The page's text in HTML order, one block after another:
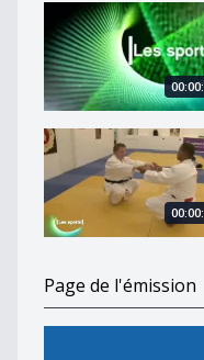
Best of des tests
Best of des tests
Page de l'émission